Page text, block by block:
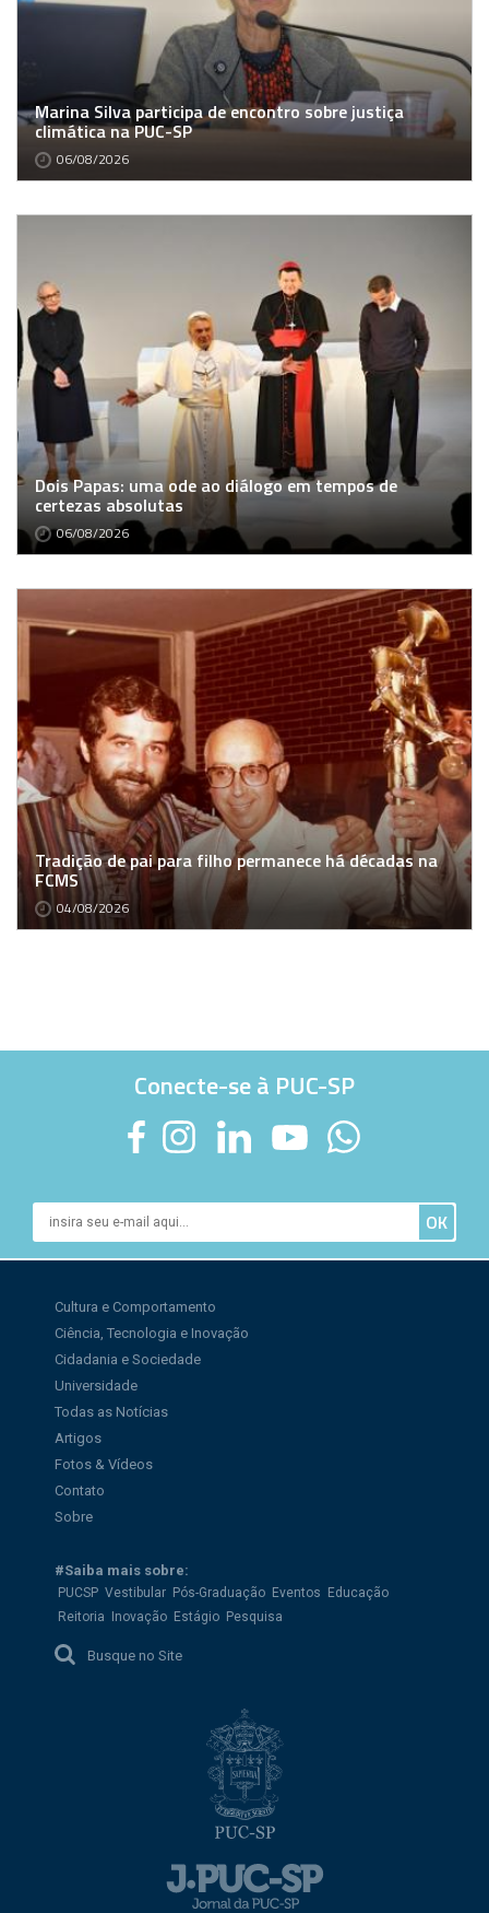
Marina Silva participa de encontro sobre justiça
climática na PUC-SP
06/08/2026
Dois Papas: uma ode ao diálogo em tempos de
certezas absolutas
06/08/2026
Tradição de pai para filho permanece há décadas na
FCMS
04/08/2026
Conecte-se à PUC-SP
Cultura e Comportamento
Ciência, Tecnologia e Inovação
Cidadania e Sociedade
Universidade
Todas as Notícias
Artigos
Fotos & Vídeos
Contato
Sobre
#Saiba mais sobre:
PUCSP Vestibular Pós-Graduação Eventos
Educação
Reitoria
Inovação Estágio Pesquisa
Busque no Site